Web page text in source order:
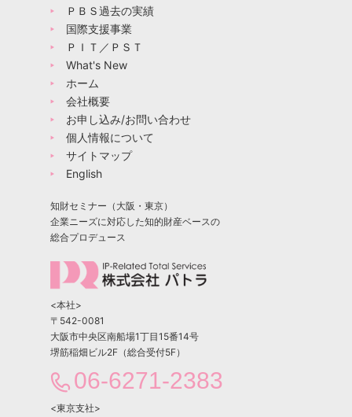
知財セミナー（大阪・東京）
企業ニーズに対応した知的財産ベースの
総合プロデュース
<本社>
〒542-0081
大阪市中央区南船場1丁目15番14号
堺筋稲畑ビル2F（総合受付5F）
06-6271-2383
<東京支社>
ＰＢＳ過去の実績
国際支援事業
ＰＩＴ／ＰＳＴ
What's New
ホーム
会社概要
お申し込み/お問い合わせ
個人情報について
サイトマップ
English